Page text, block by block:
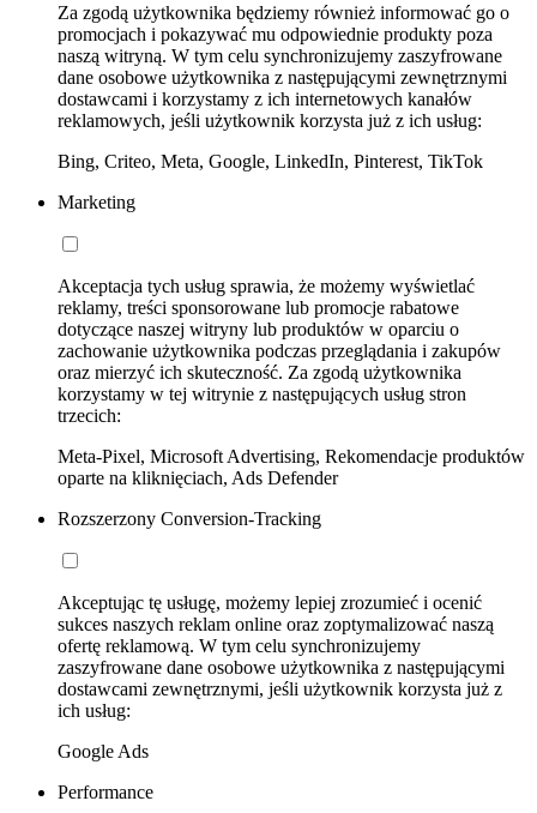
Za zgodą użytkownika będziemy również informować go o
promocjach i pokazywać mu odpowiednie produkty poza
naszą witryną. W tym celu synchronizujemy zaszyfrowane
dane osobowe użytkownika z następującymi zewnętrznymi
dostawcami i korzystamy z ich internetowych kanałów
reklamowych, jeśli użytkownik korzysta już z ich usług:
Bing, Criteo, Meta, Google, LinkedIn, Pinterest, TikTok
Marketing
Akceptacja tych usług sprawia, że możemy wyświetlać
reklamy, treści sponsorowane lub promocje rabatowe
dotyczące naszej witryny lub produktów w oparciu o
zachowanie użytkownika podczas przeglądania i zakupów
oraz mierzyć ich skuteczność. Za zgodą użytkownika
korzystamy w tej witrynie z następujących usług stron
trzecich:
Meta-Pixel, Microsoft Advertising, Rekomendacje produktów
oparte na kliknięciach, Ads Defender
Rozszerzony Conversion-Tracking
Akceptując tę usługę, możemy lepiej zrozumieć i ocenić
sukces naszych reklam online oraz zoptymalizować naszą
ofertę reklamową. W tym celu synchronizujemy
zaszyfrowane dane osobowe użytkownika z następującymi
dostawcami zewnętrznymi, jeśli użytkownik korzysta już z
ich usług:
Google Ads
Performance